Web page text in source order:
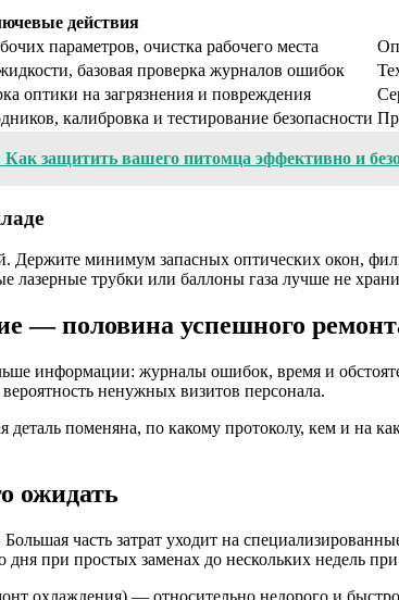
действия
параметров, очистка рабочего места
базовая проверка журналов ошибок
оптики на загрязнения и повреждения
калибровка и тестирование безопасности
защитить вашего питомца эффективно и
Держите минимум запасных оптических окон,
лазерные трубки или баллоны газа лучше не
— половина успешного
информации: журналы ошибок, время и
ненужных визитов персонала.
поменяна, по какому протоколу, кем и на
ожидать
часть затрат уходит на
дня при простых заменах до нескольких недель
охлаждения) — относительно недорого и быстро.